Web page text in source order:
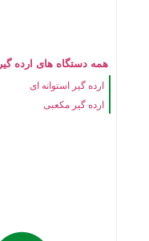
همه دستگاه های ارده گیر
ارده گیر استوانه ای
ارده گیر مکعبی